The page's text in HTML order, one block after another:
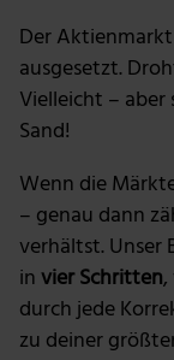
Der
ausgesetzt.
Vielleicht –
Sand!
Wenn die
– genau dann
verhältst. Unser
invier Schritten,
durch jede
zu deiner